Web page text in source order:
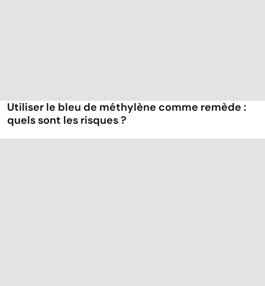
Utiliser le bleu de méthylène comme remède :
quels sont les risques ?